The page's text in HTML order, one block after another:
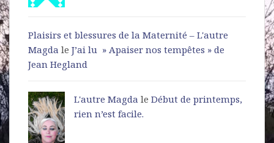
Plaisirs et blessures de la Maternité – L'autre
Magda le J’ai lu » Apaiser nos tempêtes » de
Jean Hegland
L'autre Magda le Début de printemps,
rien n’est facile.